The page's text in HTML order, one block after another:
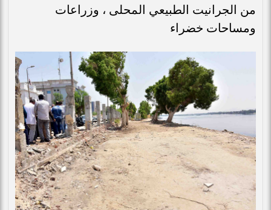
من الجرانيت الطبيعي المحلى ، وزراعات
ومساحات خضراء